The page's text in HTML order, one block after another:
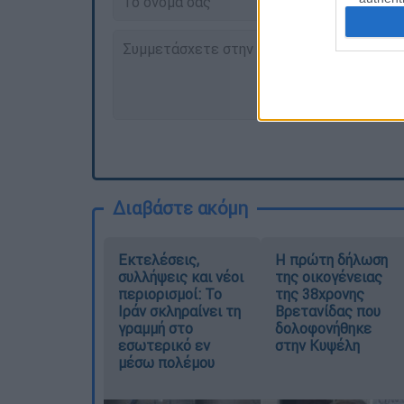
Διαβάστε ακόμη
Εκτελέσεις,
συλλήψεις και νέοι
περιορισμοί: Το
Ιράν σκληραίνει τη
γραμμή στο
εσωτερικό εν
μέσω πολέμου
Η πρώτη δήλωση
της οικογένειας
της 38χρονης
Βρετανίδας που
δολοφονήθηκε
στην Κυψέλη